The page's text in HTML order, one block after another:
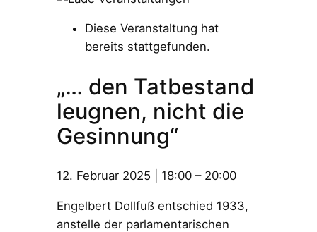
Diese Veranstaltung hat
bereits stattgefunden.
„… den Tatbestand
leugnen, nicht die
Gesinnung“
12. Februar 2025 18:00 – 20:00
Engelbert Dollfuß entschied 1933,
anstelle der parlamentarischen